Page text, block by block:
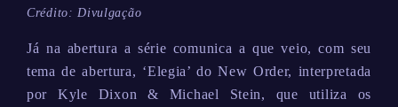
Crédito: Divulgação
Já na abertura a série comunica a que veio, com seu
tema de abertura, ‘Elegia’ do New Order, interpretada
por Kyle Dixon & Michael Stein, que utiliza os